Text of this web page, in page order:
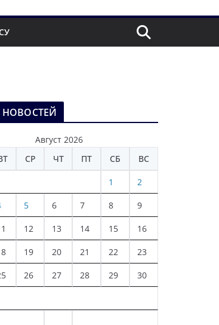
НОВОСТЕЙ
Август 2026
СР ЧТ ПТ СБ ВС
1 2
5 6 7 8 9
12 13 14 15 16
19 20 21 22 23
26 27 28 29 30